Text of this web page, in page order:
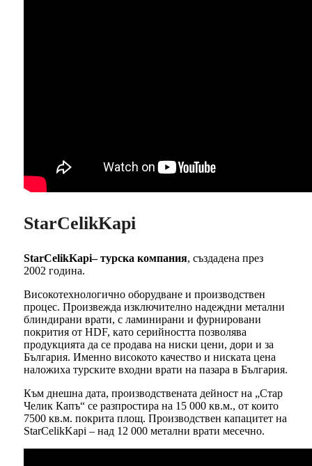
StarCelikKapi
StarCelikKapi– турска компания, създадена през
2002 година.
Високотехнологично оборудване и производствен
процес. Произвежда изключително надеждни метални
блиндирани врати, с ламинирани и фурнировани
покрития от HDF, като серийността позволява
продукцията да се продава на ниски цени, дори и за
България. Именно високото качество и ниската цена
наложиха турските входни врати на пазара в България.
Към днешна дата, производствената дейност на „Стар
Челик Капъ“ се разпростира на 15 000 кв.м., от които
7500 кв.м. покрита площ. Производствен капацитет на
StarCelikKapi – над 12 000 метални врати месечно.